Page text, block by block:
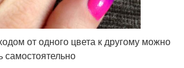
от одного цвета к другому можно
самостоятельно